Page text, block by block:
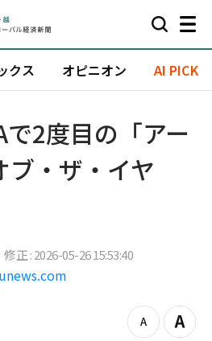
クス オピニオン AI PICK
で2度目の「アー
ブ・ザ・イヤ
修正 : 2026-05-26 15:53:40
z
Z